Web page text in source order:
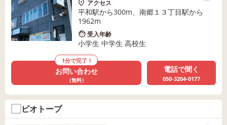
アクセス
平和駅から300m、南郷１３丁目駅から
1962m
受入年齢
小学生 中学生 高校生
1分で完了！
お問い合わせ
（無料）
電話で聞く
050-3204-0177
ビオトープ